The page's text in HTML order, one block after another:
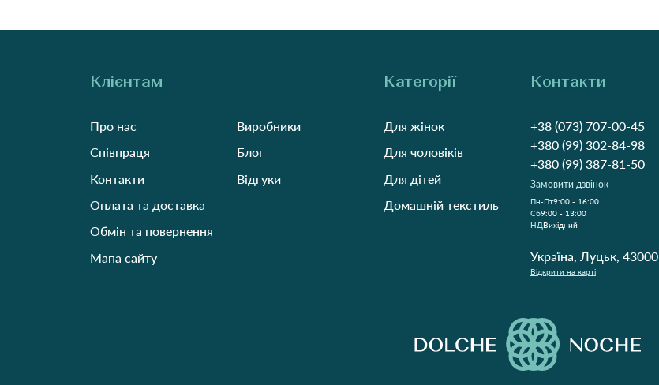
Клієнтам
Про нас
Співпраця
Контакти
Оплата та доставка
Обмін та повернення
Мапа сайту
Виробники
Блог
Відгуки
Категорії
Для жінок
Для чоловіків
Для дітей
Домашній текстиль
Контакти
+38 (073) 707-00-45
+380 (99) 302-84-98
+380 (99) 387-81-50
Замовити дзвінок
Пн-Пт9:00 - 16:00
Cб9:00 - 13:00
НДВихідний
Україна, Луцьк, 43000
Відкрити на карті